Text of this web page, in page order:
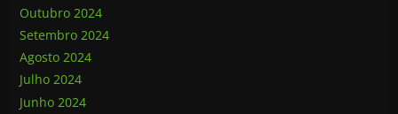
Outubro 2024
Setembro 2024
Agosto 2024
Julho 2024
Junho 2024